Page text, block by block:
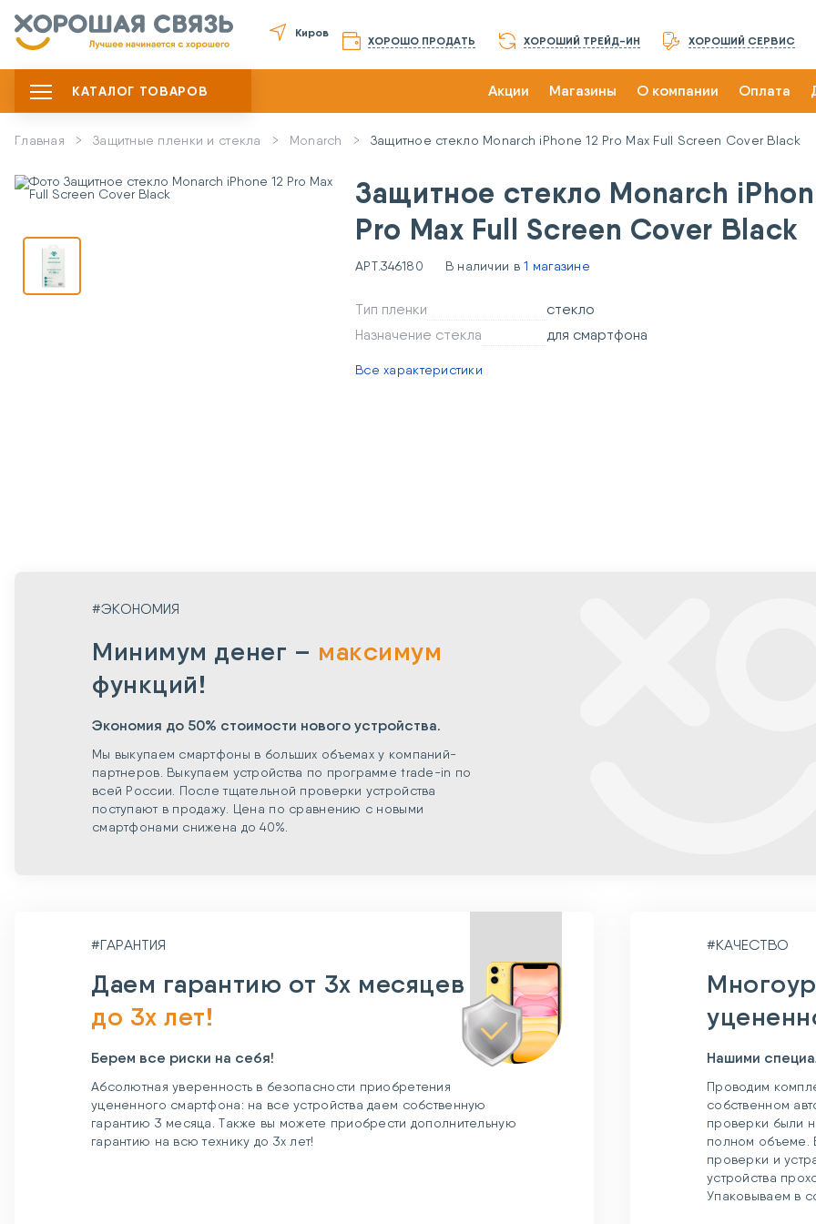
Киров
ХОРОШО ПРОДАТЬ ХОРОШИЙ ТРЕЙД-ИН ХОРОШИЙ СЕРВИС
КАТАЛОГ ТОВАРОВ Акции Магазины О компании Оплата
Главная Защитные пленки и стекла Monarch Защитное стекло Monarch iPhone 12 Pro Max Full Screen Cover Black
Защитное стекло Monarch
Pro Max Full Screen Cover Black
АРТ.346180 В наличии в1 магазине
Тип пленки
стекло
Назначение стекла
для смартфона
Все характеристики
#ЭКОНОМИЯ
Минимум денег – максимум
функций!
Экономия до 50% стоимости нового устройства.
Мы выкупаем смартфоны в больших объемах у компаний-
партнеров. Выкупаем устройства по программе trade-in по
всей России. После тщательной проверки устройства
поступают в продажу. Цена по сравнению с новыми
смартфонами снижена до 40%.
#ГАРАНТИЯ
Даем гарантию от 3х месяцев
до 3х лет!
Берем все риски на себя!
Абсолютная уверенность в безопасности приобретения
уцененного смартфона: на все устройства даем собственную
гарантию 3 месяца. Также вы можете приобрести дополнительную
гарантию на всю технику до 3х лет!
#КАЧЕСТВО
Нашими
Проводим
собственном
проверки были
полном объеме.
проверки и
устройства
Упаковываем в